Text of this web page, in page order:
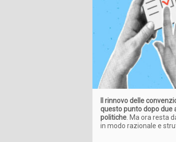
Il rinnovo delle
questo punto dopo due
politiche . Ma ora resta
in modo razionale e